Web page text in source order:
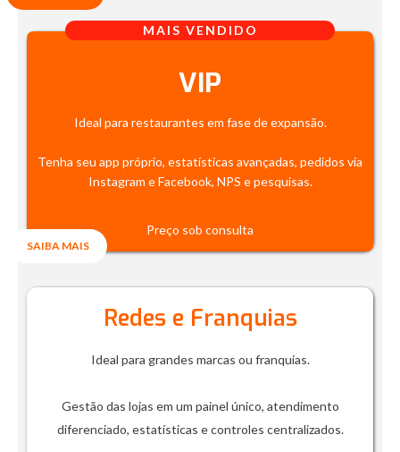
MAIS VENDIDO
VIP
Ideal para restaurantes em fase de expansão.
Tenha seu app próprio, estatísticas avançadas, pedidos via
Instagram e Facebook, NPS e pesquisas.
Preço sob consulta
SAIBA MAIS
Redes e Franquias
Ideal para grandes marcas ou franquias.
Gestão das lojas em um painel único, atendimento
diferenciado, estatísticas e controles centralizados.